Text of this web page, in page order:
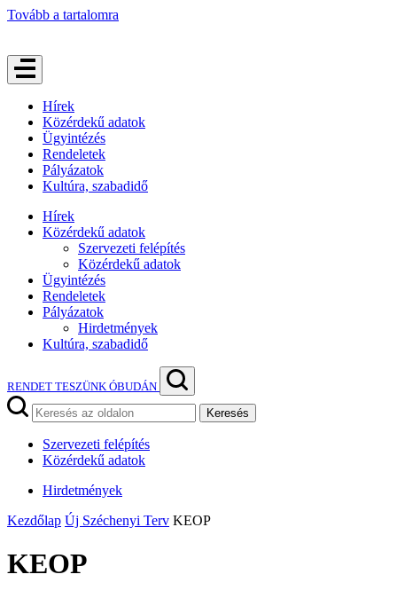
Tovább a tartalomra
Hírek
Közérdekű adatok
Ügyintézés
Rendeletek
Pályázatok
Kultúra, szabadidő
Hírek
Közérdekű adatok
Szervezeti felépítés
Közérdekű adatok
Ügyintézés
Rendeletek
Pályázatok
Hirdetmények
Kultúra, szabadidő
RENDET TESZÜNK ÓBUDÁN
Keresés
Szervezeti felépítés
Közérdekű adatok
Hirdetmények
Kezdőlap Új Széchenyi Terv KEOP
KEOP